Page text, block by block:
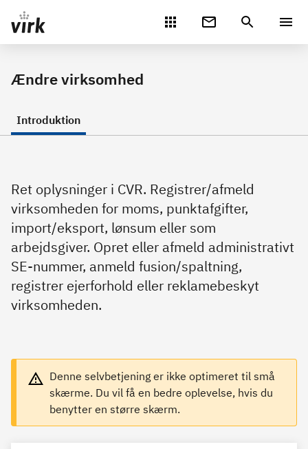
Gå direkte til indhold
Ændre virksomhed
Introduktion
Ret oplysninger i CVR. Registrer/afmeld
virksomheden for moms, punktafgifter,
import/eksport, lønsum eller som
arbejdsgiver. Opret eller afmeld administrativt
SE-nummer, anmeld fusion/spaltning,
registrer ejerforhold eller reklamebeskyt
virksomheden.
Denne selvbetjening er ikke optimeret til små
skærme. Du vil få en bedre oplevelse, hvis du
benytter en større skærm.